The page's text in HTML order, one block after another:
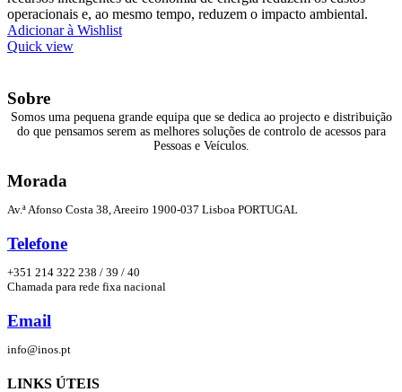
operacionais e, ao mesmo tempo, reduzem o impacto ambiental.
Adicionar à Wishlist
Quick view
Sobre
Somos uma pequena grande equipa que se dedica ao projecto e distribuição
do que pensamos serem as melhores soluções de controlo de acessos para
Pessoas e Veículos.
Morada
Av.ª Afonso Costa 38, Areeiro 1900-037 Lisboa PORTUGAL
Telefone
+351 214 322 238 / 39 / 40
Chamada para rede fixa nacional
Email
info@inos.pt
LINKS ÚTEIS